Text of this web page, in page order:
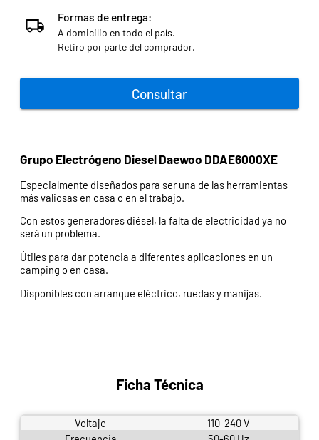
Formas de entrega:
A domicilio en todo el país.
Retiro por parte del comprador.
Consultar
Grupo Electrógeno Diesel Daewoo DDAE6000XE
Especialmente diseñados para ser una de las herramientas
más valiosas en casa o en el trabajo.
Con estos generadores diésel, la falta de electricidad ya no
será un problema.
Útiles para dar potencia a diferentes aplicaciones en un
camping o en casa.
Disponibles con arranque eléctrico, ruedas y manijas.
Ficha Técnica
Voltaje
110-240 V